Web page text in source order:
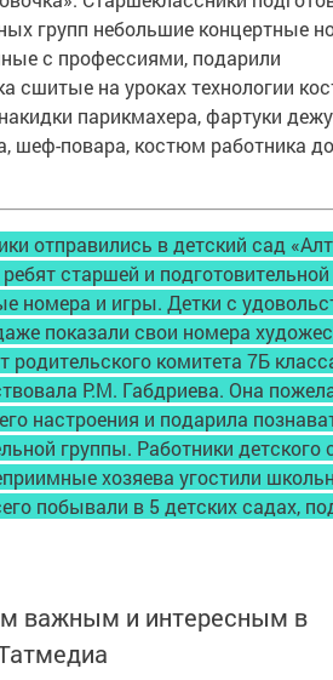
групп небольшие концертные
с профессиями, подарили
сшитые на уроках технологии
парикмахера, фартуки
шеф-повара, костюм работника
отправились в детский сад
старшей и подготовительной
номера и игры. Детки с
показали свои номера
родительского комитета 7Б
Р.М. Габдриева. Она
настроения и подарила
группы. Работники детского
хозяева угостили
побывали в 5 детских садах,
важным и интересным в